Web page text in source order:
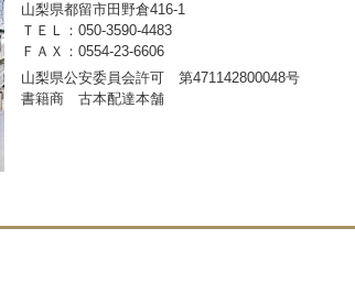
山梨県都留市田野倉416-1
ＴＥＬ：050-3590-4483
ＦＡＸ：0554-23-6606
山梨県公安委員会許可 第471142800048号
書籍商 古本配達本舗